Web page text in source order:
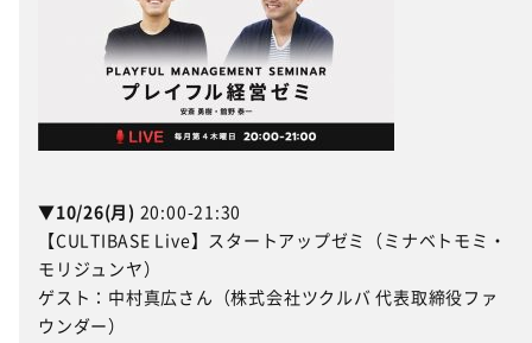
▼10/26(月) 20:00-21:30
【CULTIBASE Live】スタートアップゼミ（ミナベトモミ・
モリジュンヤ）
ゲスト：中村真広さん（株式会社ツクルバ 代表取締役ファ
ウンダー）